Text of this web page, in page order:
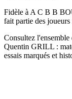
Fidèle à A C B B
fait partie des
Consultez l'ensemble
Quentin GRILL :
essais marqués et